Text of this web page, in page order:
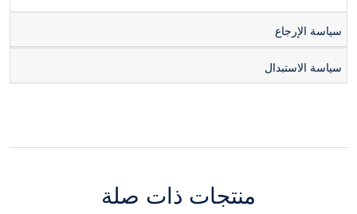
سياسة الإرجاع
سياسة الاستبدال
منتجات ذات صلة